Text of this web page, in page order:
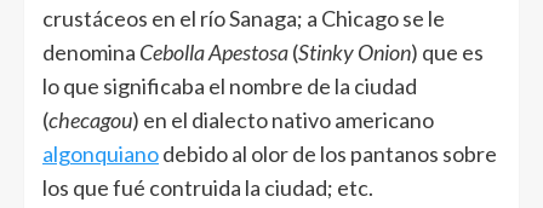
crustáceos en el río Sanaga; a Chicago se le
denomina Cebolla Apestosa(Stinky Onion) que es
lo que significaba el nombre de la ciudad
(checagou) en el dialecto nativo americano
algonquianodebido al olor de los pantanos sobre
los que fué contruida la ciudad; etc.